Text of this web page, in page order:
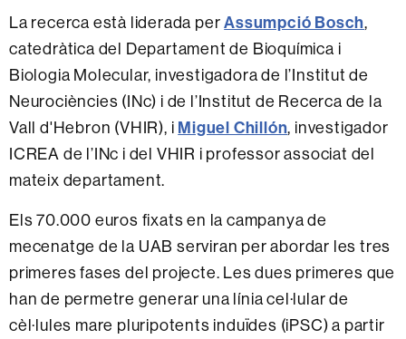
La recerca està liderada perAssumpció Bosch,
catedràtica del Departament de Bioquímica i
Biologia Molecular, investigadora de l’Institut de
Neurociències (INc) i de l’Institut de Recerca de la
Vall d'Hebron (VHIR), i Miguel Chillón, investigador
ICREA de l’INc i del VHIR i professor associat del
mateix departament.
Els 70.000 euros fixats en la campanya de
mecenatge de la UAB serviran per abordar les tres
primeres fases del projecte. Les dues primeres que
han de permetre generar una línia cel·lular de
cèl·lules mare pluripotents induïdes (iPSC) a partir